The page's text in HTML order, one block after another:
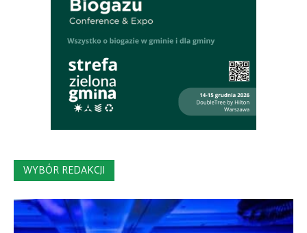
WYBÓR REDAKCJI